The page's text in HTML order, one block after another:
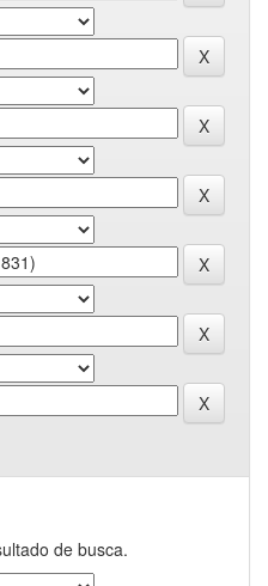
de busca.